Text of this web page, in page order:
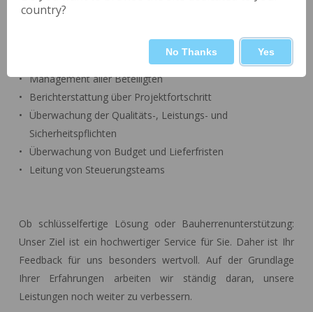
das gesamte Projekt hindurch bei:
Auswahl der Lieferanten im Vorfeld
Management aller Beteiligten
Berichterstattung über Projektfortschritt
Überwachung der Qualitäts-, Leistungs- und
Sicherheitspflichten
Überwachung von Budget und Lieferfristen
Leitung von Steuerungsteams
Ob schlüsselfertige Lösung oder Bauherrenunterstützung:
Unser Ziel ist ein hochwertiger Service für Sie. Daher ist Ihr
Feedback für uns besonders wertvoll. Auf der Grundlage
Ihrer Erfahrungen arbeiten wir ständig daran, unsere
Leistungen noch weiter zu verbessern.
country?
No Thanks Yes